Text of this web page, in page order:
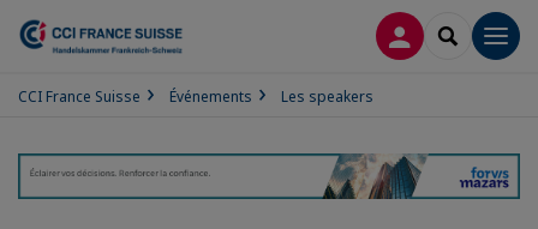
CONNEXION
CCI France Suisse Événements Les speakers